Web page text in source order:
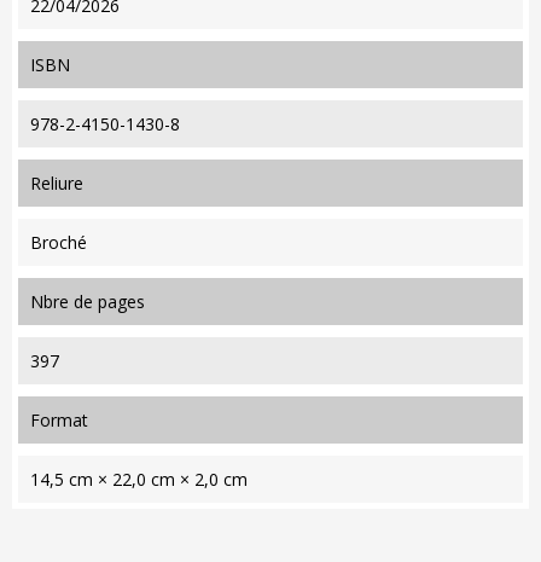
22/04/2026
ISBN
978-2-4150-1430-8
reliure
Broché
nbre de pages
397
format
14,5 cm × 22,0 cm × 2,0 cm